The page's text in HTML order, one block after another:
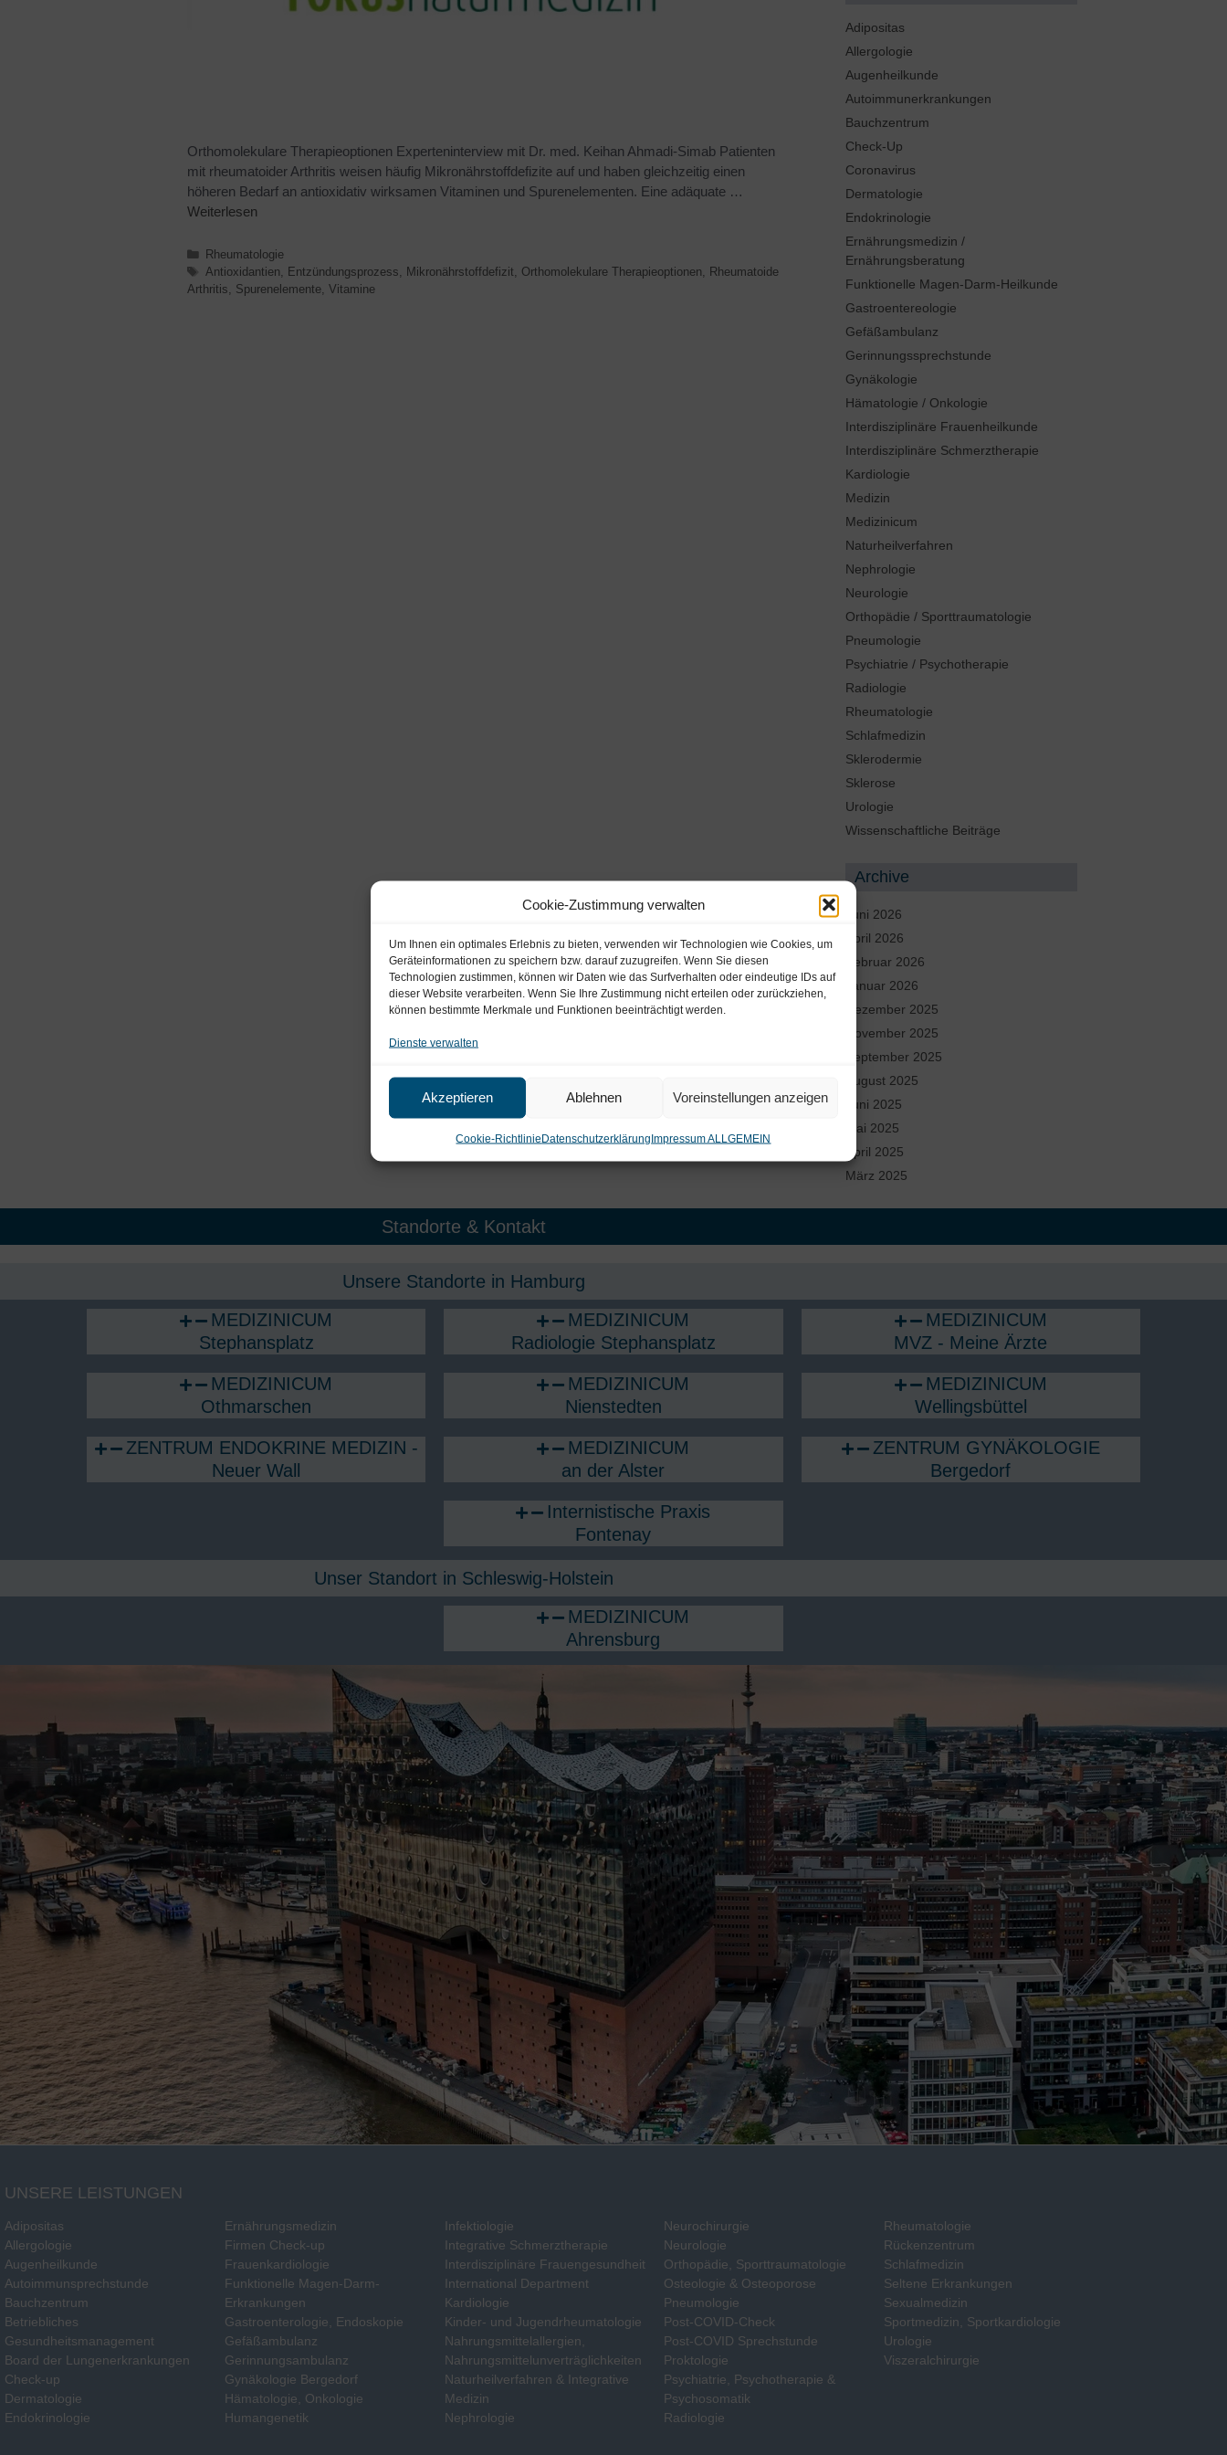
Cookie-Zustimmung verwalten
Um Ihnen ein optimales Erlebnis zu bieten, verwenden wir Technologien wie Cookies, um
Geräteinformationen zu speichern bzw. darauf zuzugreifen. Wenn Sie diesen
Technologien zustimmen, können wir Daten wie das Surfverhalten oder eindeutige IDs auf
dieser Website verarbeiten. Wenn Sie Ihre Zustimmung nicht erteilen oder zurückziehen,
können bestimmte Merkmale und Funktionen beeinträchtigt werden.
Dienste verwalten
Akzeptieren Ablehnen Voreinstellungen anzeigen
Cookie-RichtlinieDatenschutzerklärungImpressum ALLGEMEIN
Orthomolekulare Therapieoptionen Experteninterview mit Dr. med. Keihan Ahmadi-Simab Patienten
mit rheumatoider Arthritis weisen häufig Mikronährstoffdefizite auf und haben gleichzeitig einen
höheren Bedarf an antioxidativ wirksamen Vitaminen und Spurenelementen. Eine adäquate …
Weiterlesen
Rheumatologie
Antioxidantien
Entzündungsprozess Mikronährstoffdefizit Orthomolekulare Therapieoptionen
Rheumatoide
Arthritis
Spurenelemente, Vitamine
Adipositas
Allergologie
Augenheilkunde
Autoimmunerkrankungen
Bauchzentrum
Check-Up
Coronavirus
Dermatologie
Endokrinologie
Ernährungsmedizin /
Ernährungsberatung
Funktionelle Magen-Darm-Heilkunde
Gastroentereologie
Gefäßambulanz
Gerinnungssprechstunde
Gynäkologie
Hämatologie / Onkologie
Interdisziplinäre Frauenheilkunde
Interdisziplinäre Schmerztherapie
Kardiologie
Medizin
Medizinicum
Naturheilverfahren
Nephrologie
Neurologie
Orthopädie / Sporttraumatologie
Pneumologie
Psychiatrie / Psychotherapie
Radiologie
Rheumatologie
Schlafmedizin
Sklerodermie
Sklerose
Urologie
Wissenschaftliche Beiträge
Archive
Juni 2026
April 2026
Februar 2026
Januar 2026
Dezember 2025
November 2025
September 2025
August 2025
Juni 2025
Mai 2025
April 2025
März 2025
Standorte & Kontakt
Unsere Standorte in Hamburg​
MEDIZINICUM
Stephansplatz
MEDIZINICUM
Radiologie Stephansplatz
MEDIZINICUM
MVZ - Meine Ärzte
MEDIZINICUM
Othmarschen
MEDIZINICUM
Nienstedten
MEDIZINICUM
Wellingsbüttel
ZENTRUM ENDOKRINE MEDIZIN -
Neuer Wall
MEDIZINICUM
an der Alster
ZENTRUM GYNÄKOLOGIE
Bergedorf
Internistische Praxis
Fontenay
Unser Standort in Schleswig-Holstein
MEDIZINICUM
Ahrensburg
UNSERE LEISTUNGEN
Adipositas
Allergologie
Augenheilkunde
Autoimmunsprechstunde
Bauchzentrum
Betriebliches
Gesundheitsmanagement
Board der Lungenerkrankungen
Check-up
Dermatologie
Endokrinologie
Ernährungsmedizin
Firmen Check-up
Frauenkardiologie
Funktionelle Magen-Darm-
Erkrankungen
Gastroenterologie, Endoskopie
Gefäßambulanz
Gerinnungsambulanz
Gynäkologie Bergedorf
Hämatologie, Onkologie
Humangenetik
Infektiologie
Integrative Schmerztherapie
Interdisziplinäre Frauengesundheit
International Department
Kardiologie
Kinder- und Jugendrheumatologie
Nahrungsmittelallergien,
Nahrungsmittelunverträglichkeiten
Naturheilverfahren & Integrative
Medizin
Nephrologie
Neurochirurgie
Neurologie
Orthopädie, Sporttraumatologie
Osteologie & Osteoporose
Pneumologie
Post-COVID-Check
Post-COVID Sprechstunde
Proktologie
Psychiatrie, Psychotherapie &
Psychosomatik
Radiologie
Rheumatologie
Rückenzentrum
Schlafmedizin
Seltene Erkrankungen
Sexualmedizin
Sportmedizin, Sportkardiologie
Urologie
Viszeralchirurgie